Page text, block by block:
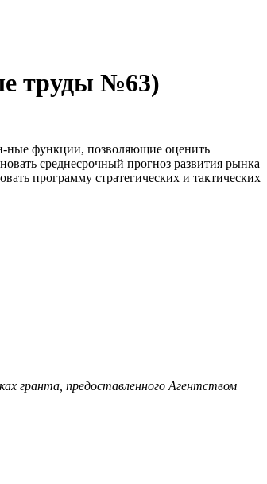
труды №63)
ные функции, позволяющие оценить
среднесрочный прогноз развития рынка
программу стратегических и тактических
гранта, предоставленного Агентством